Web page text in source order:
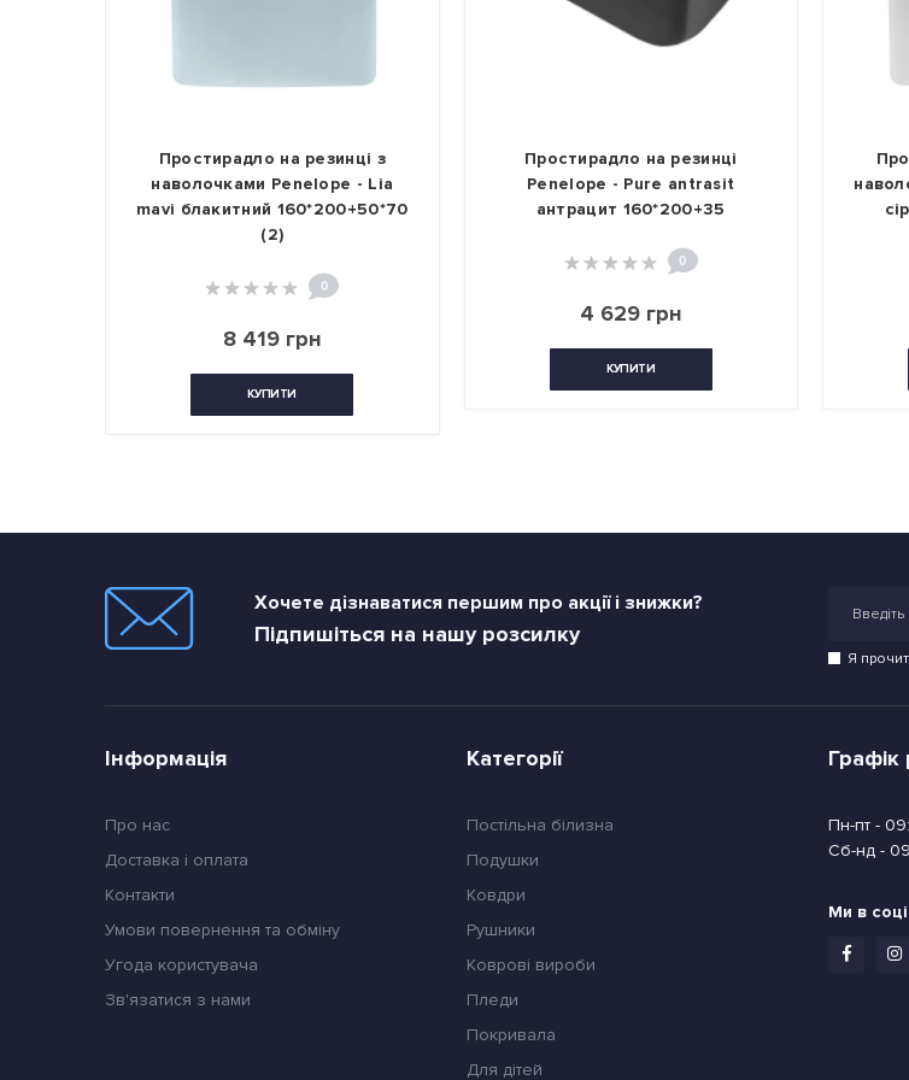
Простирадло на резинці з
наволочками Penelope - Lia
mavi блакитний 160*200+50*70
(2)
0
8 419 грн
КУПИТИ
Простирадло на резинці
Penelope - Pure antrasit
антрацит 160*200+35
0
4 629 грн
КУПИТИ
Хочете дізнаватися першим про акції і знижки?
Підпишіться на нашу розсилку
Я
Інформація
Про нас
Доставка і оплата
Контакти
Умови повернення та обміну
Угода користувача
Зв'язатися з нами
Категорії
Постільна білизна
Подушки
Ковдри
Pушники
Коврові вироби
Пледи
Покривала
Для дітей
Графік
Пн-пт -
Сб-нд -
Ми в